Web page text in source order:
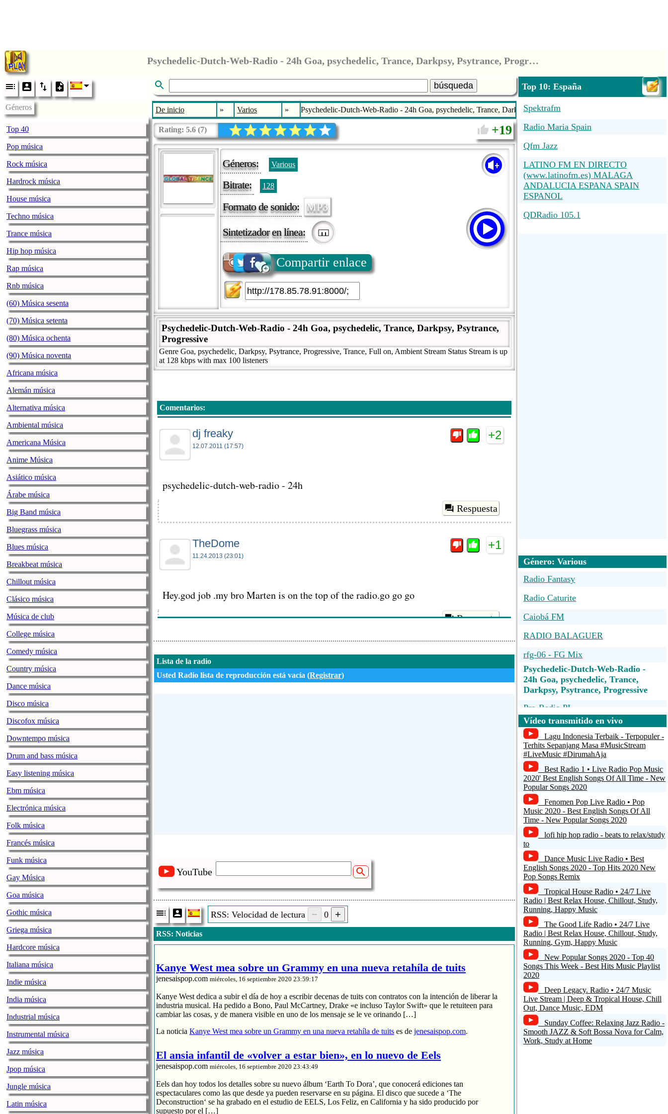
Psychedelic-Dutch-Web-Radio - 24h Goa, psychedelic, Trance, Darkpsy, Psytrance, Progressive
Géneros
Top 40
Pop música
Rock música
Hardrock música
House música
Techno música
Trance música
Hip hop música
Rap música
Rnb música
(60) Música sesenta
(70) Música setenta
(80) Música ochenta
(90) Música noventa
Africana música
Alemán música
Alternativa música
Ambiental música
Americana Música
Anime Música
Asiático música
Árabe música
Big Band música
Bluegrass música
Blues música
Breakbeat música
Chillout música
Clásico música
Música de club
College música
Comedy música
Country música
Dance música
Disco música
Discofox música
Downtempo música
Drum and bass música
Easy listening música
Ebm música
Electrónica música
Folk música
Francés música
Funk música
Gay Música
Goa música
Gothic música
Griega música
Hardcore música
Italiana música
Indie música
India música
Industrial música
Instrumental música
Jazz música
Jpop música
Jungle música
Latin música
búsqueda
De inicio » Varios » Psychedelic-Dutch-Web-Radio - 24h Goa, psychedelic, Trance, Darkpsy, Psytrance, Progressive
Rating: 5.6 (7) 19
Géneros: Various
Bitrate: 128
Formato de sonido: MP3
Sintetizador en línea:
Compartir enlace
Psychedelic-Dutch-Web-Radio - 24h Goa, psychedelic, Trance, Darkpsy, Psytrance,
Progressive
Genre Goa, psychedelic, Darkpsy, Psytrance, Progressive, Trance, Full on, Ambient Stream Status Stream is up
at 128 kbps with max 100 listeners
Comentarios:
dj freaky
12.07.2011 (17:57)
+2
psychedelic-dutch-web-radio - 24h
Respuesta
TheDome
11.24.2013 (23:01)
+1
Hey.god job .my bro Marten is on the top of the radio.go go go
Respuesta
ne er
06.10.2013 (13:28)
+1
Martin
Hallo ,fantastisk musiek en radio!from Argentina.
Respuesta
dj freaky
12.07.2011 (17:55)
this is the new adres to listen to psychedelic-dutch-web-radio - 24h
Lista de la radio
Usted Radio lista de reproducción está vacía (Registrar)
YouTube
RSS: Velocidad de lectura 0
RSS: Noticias
Kanye West mea sobre un Grammy en una nueva retahíla de tuits
jenesaispop.com miércoles, 16 septiembre 2020 23:59:17
Kanye West dedica a subir el día de hoy a escribir decenas de tuits con contratos con la intención de liberar la
industria musical. Ha pedido a Bono, Paul McCartney, Drake «e incluso Taylor Swift» que le retuiteen para
cambiar las cosas, y de manera visible en uno de los mensaje se le ve orinando […]
La noticia Kanye West mea sobre un Grammy en una nueva retahíla de tuits es de jenesaispop.com.
El ansia infantil de «volver a estar bien», en lo nuevo de Eels
jenesaispop.com miércoles, 16 septiembre 2020 23:43:49
Eels dan hoy todos los detalles sobre su nuevo álbum ‘Earth To Dora’, que conocerá ediciones tan
espectaculares como las que desde ya pueden reservarse en su página. El disco que sucede a ‘The
Deconstruction‘ se ha grabado en el estudio de EELS, Los Feliz, en California y ha sido producido por
supuesto por el […]
Top 10: España
Spektrafm
Radio Maria Spain
Qfm Jazz
LATINO FM EN DIRECTO
(www.latinofm.es) MALAGA
ANDALUCIA ESPANA SPAIN
ESPANOL
QDRadio 105.1
Género: Various
Radio Fantasy
Radio Caturite
Caiobá FM
RADIO BALAGUER
rfg-06 - FG Mix
Psychedelic-Dutch-Web-Radio -
24h Goa, psychedelic, Trance,
Darkpsy, Psytrance, Progressive
Pro-Radio PL
Power Space Radio
Radio: Poseidon-Radio - Internetradio
vom Feinsten AUTODJ
Instreamer
Z88.3
Vídeo transmitido en vivo
Lagu Indonesia Terbaik - Terpopuler -
Terhits Sepanjang Masa #MusicStream
#LiveMusic #DirumahAja
Best Radio 1 • Live Radio Pop Music
2020' Best English Songs Of All Time - New
Popular Songs 2020
Fenomen Pop Live Radio • Pop
Music 2020 - Best English Songs Of All
Time - New Popular Songs 2020
lofi hip hop radio - beats to relax/study
to
Dance Music Live Radio • Best
English Songs 2020 - Top Hits 2020 New
Pop Songs Remix
Tropical House Radio • 24/7 Live
Radio | Best Relax House, Chillout, Study,
Running, Happy Music
The Good Life Radio • 24/7 Live
Radio | Best Relax House, Chillout, Study,
Running, Gym, Happy Music
New Popular Songs 2020 - Top 40
Songs This Week - Best Hits Music Playlist
2020
Deep Legacy. Radio • 24/7 Music
Live Stream | Deep & Tropical House, Chill
Out, Dance Music, EDM
Sunday Coffee: Relaxing Jazz Radio -
Smooth JAZZ & Soft Bossa Nova for Calm,
Work, Study at Home